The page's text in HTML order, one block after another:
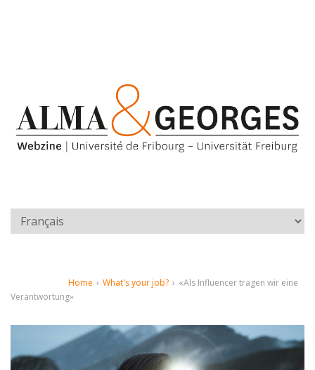
Home › What's your job? › «Als Influencer tragen wir eine
Verantwortung»